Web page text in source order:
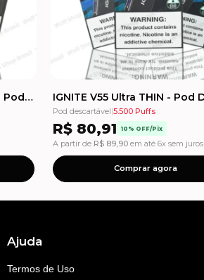
IGNITE V-NANO - 1000 Puffs - Pod Descartável
Pod descartável|5.500 Puffs
R$ 80,91 10% OFF/Pix
A partir de R$ 89,90 em até 6x sem juros
Comprar agora
Ajuda
Termos de Uso